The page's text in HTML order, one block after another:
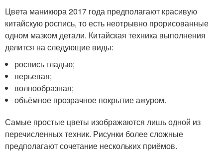
Цвета маникюра 2017 года предполагают красивую
китайскую роспись, то есть неотрывно прорисованные
одном мазком детали. Китайская техника выполнения
делится на следующие виды:
роспись гладью;
перьевая;
волнообразная;
объёмное прозрачное покрытие ажуром.
Самые простые цветы изображаются лишь одной из
перечисленных техник. Рисунки более сложные
предполагают сочетание нескольких приёмов.